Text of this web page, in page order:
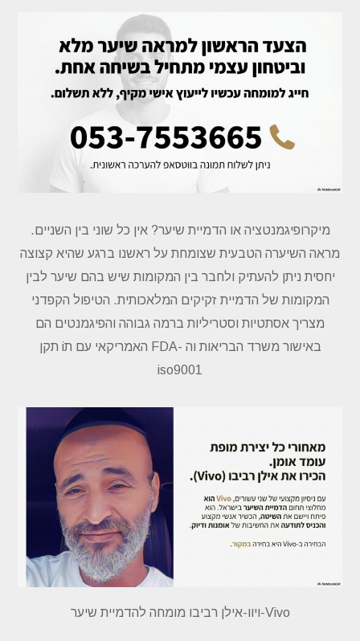
מיקרופיגמנטציה או הדמיית שיער? אין כל שוני בין השניים.
מראה השיערה הטבעית שצומחת על ראשנו ברגע שהיא קצוצה
יחסית ניתן להעתיק ולחבר בין המקומות שיש בהם שיער לבין
המקומות של הדמיית זקיקים המלאכותית. הטיפול הקפדני
מצריך אסתטיות וסטריליות ברמה גבוהה והפיגמנטים הם
באישור משרד הבריאות
וה -FDA האמריקאי עם תi תקן
iso9001
Vivo-ויוו-אילן רביבו מומחה להדמיית שיער